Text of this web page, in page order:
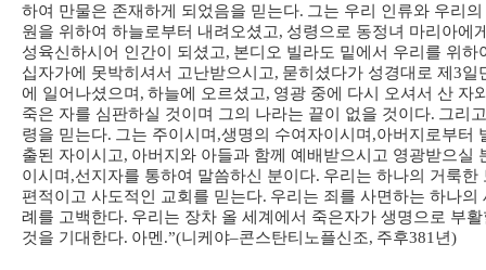
하여 만물은 존재하게 되었음을 믿는다. 그는 우리 인류와 우리의
원을 위하여 하늘로부터 내려오셨고, 성령으로 동정녀 마리아에
성육신하시어 인간이 되셨고, 본디오 빌라도 밑에서 우리를 위하
십자가에 못박히셔서 고난받으시고, 묻히셨다가 성경대로 제 3일
에 일어나셨으며 , 하늘에 오르셨고, 영광 중에 다시 오셔서 산 자
죽은 자를 심판하실 것이며 그의 나라는 끝이 없을 것이다. 그리
령을 믿는다. 그는 주이시며 ,생명의 수여자이시며 ,아버지로부터
출된 자이시고, 아버지와 아들과 함께 예배받으시고 영광받으실
이시며 ,선지자를 통하여 말씀하신 분이다. 우리는 하나의 거룩한
편적이고 사도적인 교회를 믿는다. 우리는 죄를 사면하는 하나의
례를 고백한다. 우리는 장차 올 세계에서 죽은자가 생명으로 부활
것을 기대한다. 아멘 .”(니케야–콘스탄티노플신조, 주후381 년)